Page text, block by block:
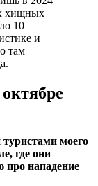
хищных
10
и
там
моего
где они
про нападение